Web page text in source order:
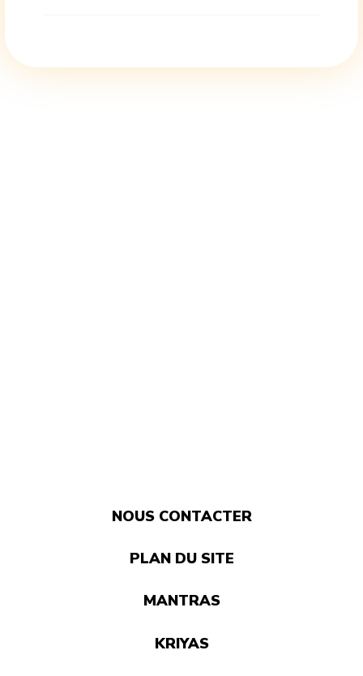
NOUS CONTACTER
PLAN DU SITE
MANTRAS
KRIYAS